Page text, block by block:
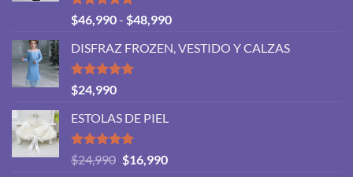
Valorado
con
de 5
$46,990- $48,990Rango
precios:
DISFRAZ FROZEN, VESTIDO Y CALZAS
Valorado
con
de 5
$24,990
ESTOLAS DE PIEL
Valorado
con
$24,990 El
$16,990El